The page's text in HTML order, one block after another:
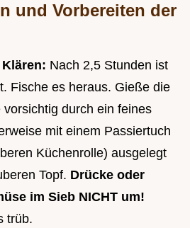
und Vorbereiten der
Nach 2,5 Stunden ist
Fische es heraus. Gieße die
durch ein feines
mit einem Passiertuch
Küchenrolle) ausgelegt
Topf. Drücke oder
im Sieb NICHT um!
trüb.